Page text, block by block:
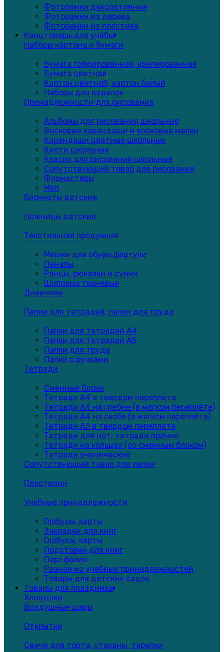
Фоторамки декоративные
Фоторамки из дерева
Фоторамки из пластика
Канцтовары для учёбы
Наборы картона и бумаги
Бумага гофрированная, крепированная
Бумага цветная
Картон цветной, картон белый
Наборы для поделок
Принадлежности для рисования
Альбомы для рисования школьные
Восковые карандаши и восковые мелки
Карандаши цветные школьные
Кисти школьные
Краски для рисования школьные
Сопутствующий товар для рисования
Фломастеры
Мел
Блокноты детские
Ножницы детские
Текстильная продукция
Мешки для обуви,фартуки
Пеналы
Ранцы, рюкзаки и сумки
Шопперы тканевые
Дневники
Папки для тетрадей, папки для труда
Папки для тетрадей А4
Папки для тетрадей А5
Папки для труда
Папки с ручками
Тетради
Сменные блоки
Тетради А4 в твердом переплете
Тетради А4 на гребне (в мягком переплёте)
Тетради А4 на скобе (в мягком переплёте)
Тетради А5 в твердом переплете
Тетради для нот, тетради прочие
Тетради на кольцах (со сменным блоком)
Тетради ученические
Сопутствующий товар для лепки
Пластилин
Учебные принадлежности
Глобусы, карты
Закладки для книг
Глобусы, карты
Подставки для книг
Портфолио
Разное из учебных принадлежностей
Товары для детских садов
Товары для праздника
Хлопушки
Воздушные шары
Открытки
Свечи для торта, стаканы, тарелки